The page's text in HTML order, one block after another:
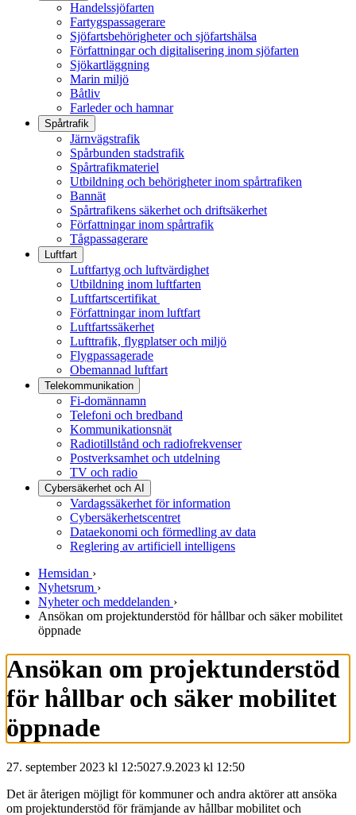
Handelssjöfarten
Fartygspassagerare
Sjöfartsbehörigheter och sjöfartshälsa
Författningar och digitalisering inom sjöfarten
Sjökartläggning
Marin miljö
Båtliv
Farleder och hamnar
Spårtrafik
Järnvägstrafik
Spårbunden stadstrafik
Spårtrafikmateriel
Utbildning och behörigheter inom spårtrafiken
Bannät
Spårtrafikens säkerhet och driftsäkerhet
Författningar inom spårtrafik
Tågpassagerare
Luftfart
Luftfartyg och luftvärdighet
Utbildning inom luftfarten
Luftfartscertifikat
Författningar inom luftfart
Luftfartssäkerhet
Lufttrafik, flygplatser och miljö
Flygpassagerade
Obemannad luftfart
Telekommunikation
Fi-domännamn
Telefoni och bredband
Kommunikationsnät
Radiotillstånd och radiofrekvenser
Postverksamhet och utdelning
TV och radio
Cybersäkerhet och AI
Vardagssäkerhet för information
Cybersäkerhetscentret
Dataekonomi och förmedling av data
Reglering av artificiell intelligens
Hemsidan ›
Nyhetsrum ›
Nyheter och meddelanden ›
Ansökan om projektunderstöd för hållbar och säker mobilitet
öppnade
Ansökan om projektunderstöd
för hållbar och säker mobilitet
öppnade
27. september 2023 kl 12:5027.9.2023 kl 12:50
Det är återigen möjligt för kommuner och andra aktörer att ansöka
om projektunderstöd för främjande av hållbar mobilitet och